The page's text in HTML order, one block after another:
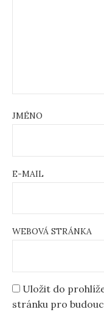
JMÉNO
E-MAIL
WEBOVÁ STRÁNKA
Uložit do
stránku pro